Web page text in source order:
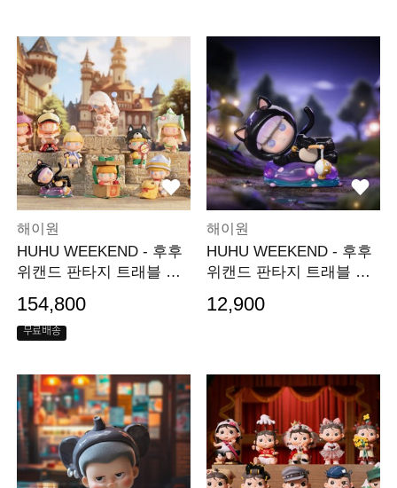
해이원
HUHU WEEKEND - 후후
위캔드 판타지 트래블 시
154,800
무료배송
해이원
HUHU WEEKEND - 후후
위캔드 판타지 트래블 시
12,900